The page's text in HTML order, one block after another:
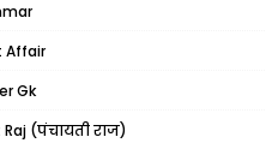
Affair
Gk
(पंचायती राज)